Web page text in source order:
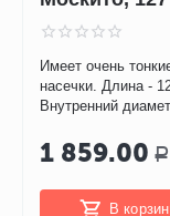
Имеет очень
насечки. Длина -
Внутренний
1 859.00 Р
В